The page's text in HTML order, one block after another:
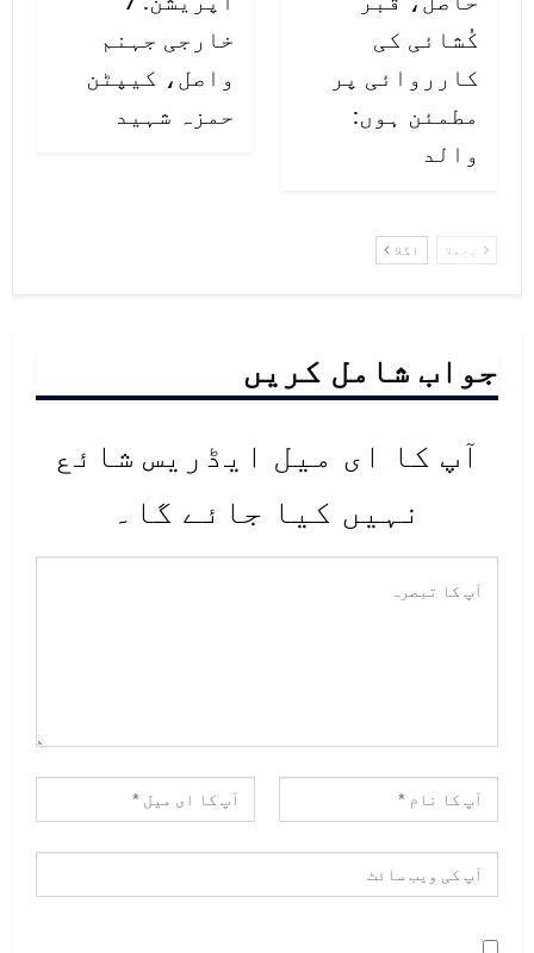
کُشائی کی
کارروائی پر
مطمئن ہوں:
والد
خارجی جہنم
واصل، کیپٹن
حمزہ شہید
پچھلا اگلا
جواب شامل کریں
آپ کا ای میل ایڈریس شائع
نہیں کیا جائے گا۔